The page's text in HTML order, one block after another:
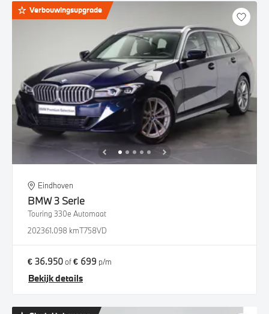
Verbouwingsupgrade
Eindhoven
BMW3 Serie
Touring 330e Automaat
202361.098 kmT758VD
€ 36.950of€ 699 p/m
Bekijk details